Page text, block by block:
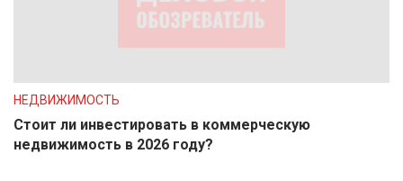
НЕДВИЖИМОСТЬ
Стоит ли инвестировать в коммерческую
недвижимость в 2026 году?